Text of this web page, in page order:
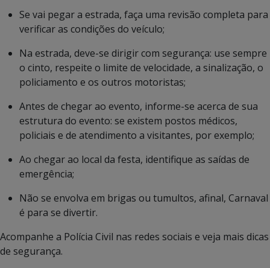
Se vai pegar a estrada, faça uma revisão completa para
verificar as condições do veículo;
Na estrada, deve-se dirigir com segurança: use sempre
o cinto, respeite o limite de velocidade, a sinalização, o
policiamento e os outros motoristas;
Antes de chegar ao evento, informe-se acerca de sua
estrutura do evento: se existem postos médicos,
policiais e de atendimento a visitantes, por exemplo;
Ao chegar ao local da festa, identifique as saídas de
emergência;
Não se envolva em brigas ou tumultos, afinal, Carnaval
é para se divertir.
Acompanhe a Polícia Civil nas redes sociais e veja mais dicas
de segurança.